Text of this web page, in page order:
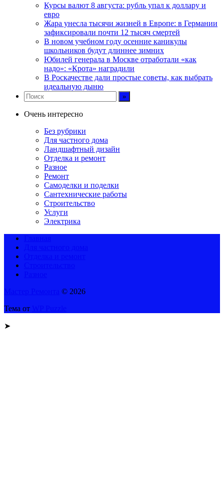
Курсы валют 8 августа: рубль упал к доллару и
евро
Жара унесла тысячи жизней в Европе: в Германии
зафиксировали почти 12 тысяч смертей
В новом учебном году осенние каникулы
школьников будут длиннее зимних
Юбилей генерала в Москве отработали «как
надо»: «Крота» наградили
В Роскачестве дали простые советы, как выбрать
идеальную дыню
Очень интересно
Без рубрики
Для частного дома
Ландшафтный дизайн
Отделка и ремонт
Разное
Ремонт
Самоделки и поделки
Сантехнические работы
Строительство
Услуги
Электрика
© 2026
Тема от
➤